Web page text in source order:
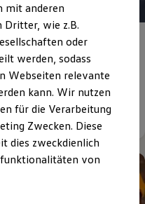
Sie
auf Ihren Neuwagen
mit anderen
Dritter, wie z.B.
oder
werden, sodass
Webseiten relevante
kann. Wir nutzen
für die Verarbeitung
Zwecken. Diese
dies zweckdienlich
von